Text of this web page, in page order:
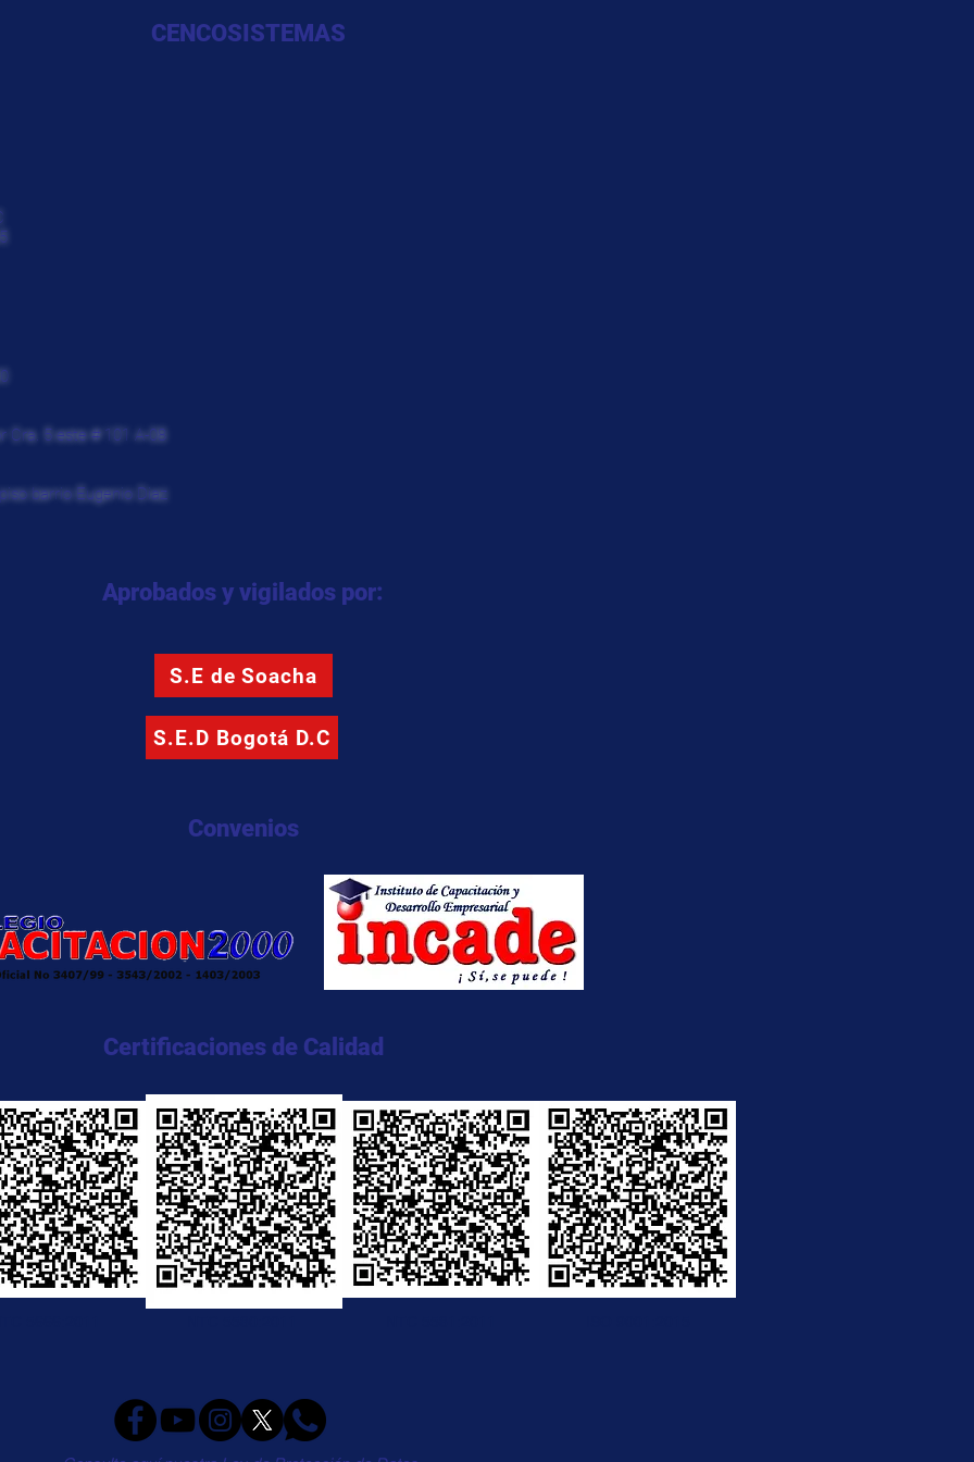
CENCOSISTEMAS
5 este # 101 A-08
barrio Eugenio Diaz
Aprobados y vigilados por:
S.E de Soacha
S.E.D Bogotá D.C
Convenios
Certificaciones de Calidad